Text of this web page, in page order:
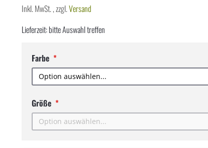
Inkl. MwSt.,zzgl.Versand
Lieferzeit: bitte Auswahl treffen
Farbe
Größe